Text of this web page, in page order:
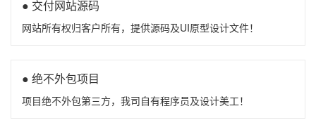
● 交付网站源码
网站所有权归客户所有，提供源码及UI原型设计文件！
● 绝不外包项目
项目绝不外包第三方，我司自有程序员及设计美工！